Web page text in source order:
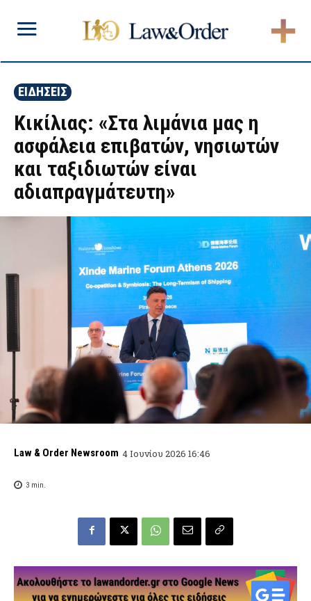
ΕΙΔΗΣΕΙΣ
Κικίλιας: «Στα λιμάνια μας η
ασφάλεια επιβατών, νησιωτών
και ταξιδιωτών είναι
αδιαπραγμάτευτη»
Law & Order Newsroom 4 Ιουνίου 2026 16:46
3 min.